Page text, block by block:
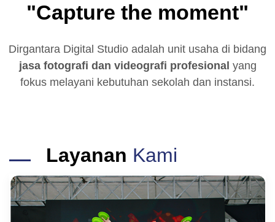
"Capture the moment"
Dirgantara Digital Studio adalah unit usaha di bidang
jasa fotografi dan videografi profesional yang
fokus melayani kebutuhan sekolah dan instansi.
Layanan Kami